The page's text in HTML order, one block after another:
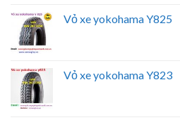
Vỏ xe yokohama Y825
Vỏ xe yokohama Y823